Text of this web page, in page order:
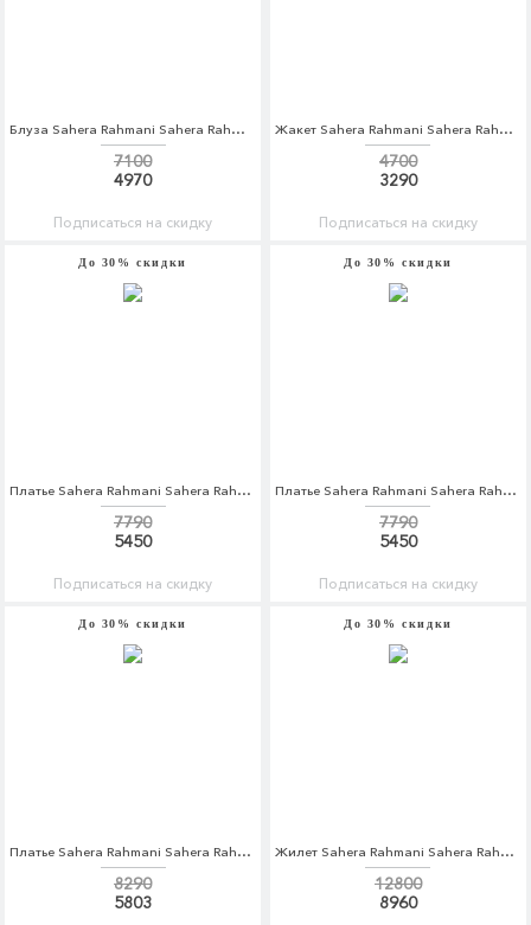
Блуза Sahera Rahmani Sahera Rahmani MP002XW1AR06
7100
4970
Подписаться на скидку
Жакет Sahera Rahmani Sahera Rahmani MP002XW1AR1E
4700
3290
Подписаться на скидку
До 30% скидки
Платье Sahera Rahmani Sahera Rahmani MP002XW1AOQU
7790
5450
Подписаться на скидку
До 30% скидки
Платье Sahera Rahmani Sahera Rahmani MP002XW1AOQV
7790
5450
Подписаться на скидку
До 30% скидки
Платье Sahera Rahmani Sahera Rahmani MP002XW1AOSR
8290
5803
До 30% скидки
Жилет Sahera Rahmani Sahera Rahmani MP002XW1AV97
12800
8960